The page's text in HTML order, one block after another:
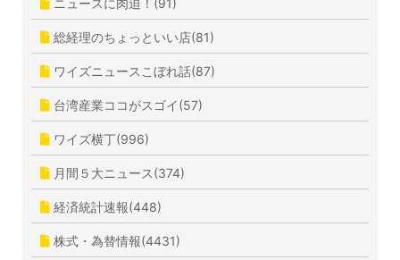
総経理のちょっといい店(81)
ワイズニュースこぼれ話(87)
台湾産業ココがスゴイ(57)
ワイズ横丁(996)
月間５大ニュース(374)
経済統計速報(448)
株式・為替情報(4431)